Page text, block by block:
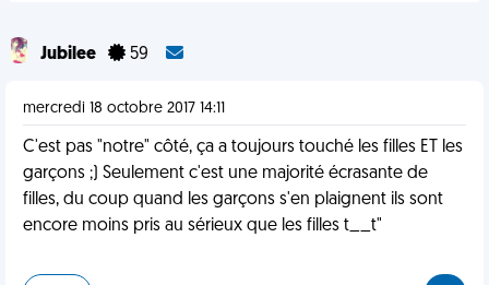
Jubilee 59
mercredi 18 octobre 2017 14:11
C'est pas "notre" côté, ça a toujours touché les filles ET les
garçons ;) Seulement c'est une majorité écrasante de
filles, du coup quand les garçons s'en plaignent ils sont
encore moins pris au sérieux que les filles t__t"